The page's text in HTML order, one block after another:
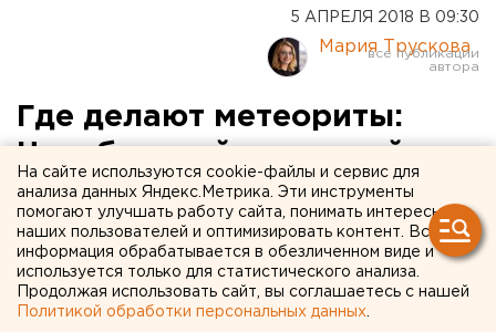
5 АПРЕЛЯ 2018 В 09:30
Мария Трускова
Где делают метеориты:
Челябинский цинковый
закон наращивает объемы
производства
На сайте используются cookie-файлы и сервис для
анализа данных Яндекс.Метрика. Эти инструменты
помогают улучшать работу сайта, понимать интересы
наших пользователей и оптимизировать контент. Вся
информация обрабатывается в обезличенном виде и
используется только для статистического анализа.
Продолжая использовать сайт, вы соглашаетесь с нашей
Политикой обработки персональных данных